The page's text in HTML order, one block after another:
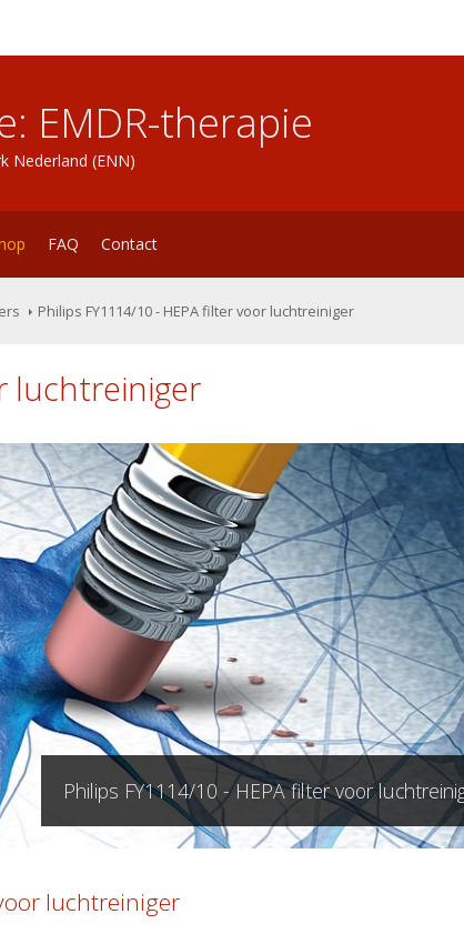
EMDR-therapie
Nederland (ENN)
FAQ Contact
Philips FY1114/10 - HEPA filter voor luchtreiniger
luchtreiniger
Philips FY1114/10 - HEPA filter voor
luchtreiniger